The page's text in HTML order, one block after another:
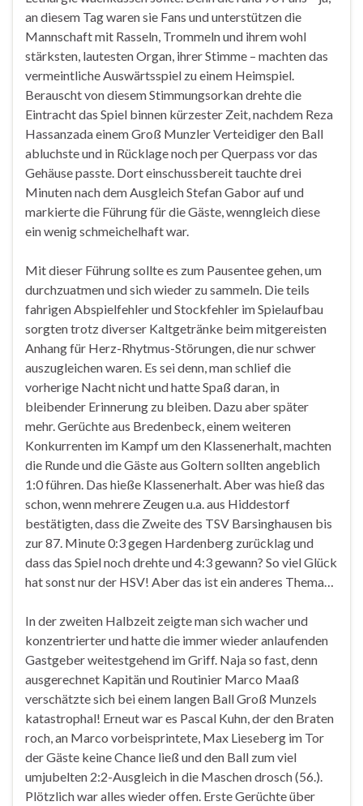
an diesem Tag waren sie Fans und unterstützen die
Mannschaft mit Rasseln, Trommeln und ihrem wohl
stärksten, lautesten Organ, ihrer Stimme – machten das
vermeintliche Auswärtsspiel zu einem Heimspiel.
Berauscht von diesem Stimmungsorkan drehte die
Eintracht das Spiel binnen kürzester Zeit, nachdem Reza
Hassanzada einem Groß Munzler Verteidiger den Ball
abluchste und in Rücklage noch per Querpass vor das
Gehäuse passte. Dort einschussbereit tauchte drei
Minuten nach dem Ausgleich Stefan Gabor auf und
markierte die Führung für die Gäste, wenngleich diese
ein wenig schmeichelhaft war.
Mit dieser Führung sollte es zum Pausentee gehen, um
durchzuatmen und sich wieder zu sammeln. Die teils
fahrigen Abspielfehler und Stockfehler im Spielaufbau
sorgten trotz diverser Kaltgetränke beim mitgereisten
Anhang für Herz-Rhytmus-Störungen, die nur schwer
auszugleichen waren. Es sei denn, man schlief die
vorherige Nacht nicht und hatte Spaß daran, in
bleibender Erinnerung zu bleiben. Dazu aber später
mehr. Gerüchte aus Bredenbeck, einem weiteren
Konkurrenten im Kampf um den Klassenerhalt, machten
die Runde und die Gäste aus Goltern sollten angeblich
1:0 führen. Das hieße Klassenerhalt. Aber was hieß das
schon, wenn mehrere Zeugen u.a. aus Hiddestorf
bestätigten, dass die Zweite des TSV Barsinghausen bis
zur 87. Minute 0:3 gegen Hardenberg zurücklag und
dass das Spiel noch drehte und 4:3 gewann? So viel Glück
hat sonst nur der HSV! Aber das ist ein anderes Thema…
In der zweiten Halbzeit zeigte man sich wacher und
konzentrierter und hatte die immer wieder anlaufenden
Gastgeber weitestgehend im Griff. Naja so fast, denn
ausgerechnet Kapitän und Routinier Marco Maaß
verschätzte sich bei einem langen Ball Groß Munzels
katastrophal! Erneut war es Pascal Kuhn, der den Braten
roch, an Marco vorbeisprintete, Max Lieseberg im Tor
der Gäste keine Chance ließ und den Ball zum viel
umjubelten 2:2-Ausgleich in die Maschen drosch (56.).
Plötzlich war alles wieder offen. Erste Gerüchte über